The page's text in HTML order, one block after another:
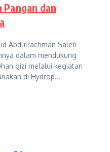
dan
Abdulrachman Saleh
dalam mendukung
gizi melalui kegiatan
di Hydrop...